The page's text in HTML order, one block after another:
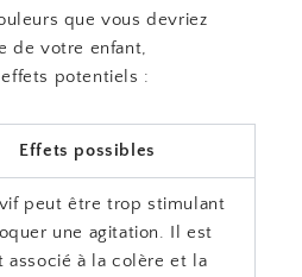
que vous devriez
de votre enfant,
potentiels :
Effets possibles
peut être trop stimulant
une agitation. Il est
associé à la colère et la